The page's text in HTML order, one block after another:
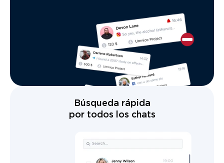
Búsqueda rápida
por todos los chats